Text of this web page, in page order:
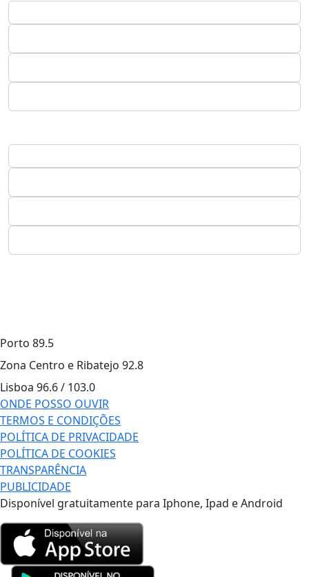
Porto 89.5
Zona Centro e Ribatejo 92.8
Lisboa 96.6 / 103.0
ONDE POSSO OUVIR
TERMOS E CONDIÇÕES
POLÍTICA DE PRIVACIDADE
POLÍTICA DE COOKIES
TRANSPARÊNCIA
PUBLICIDADE
Disponível gratuitamente para Iphone, Ipad e Android